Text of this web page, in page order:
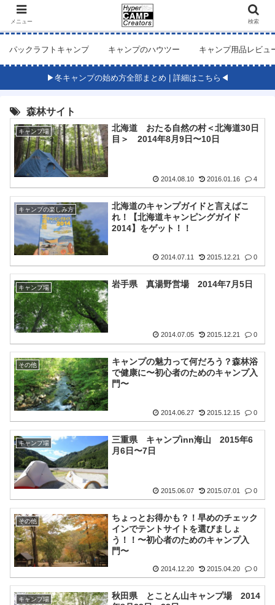
パックラフトキャンプ キャンプのハウツー キャンプ用品レビュ
▶冬キャンプの始め方全部まとめ | 詳細はこちら◀
森林サイト
キャンプ場
北海道 おたる自然の村＜北海道30日
目＞ 2014年8月9日〜10日
2014.08.10 2016.01.16 4
キャンプの楽しみ方
北海道のキャンプガイドと言えばこ
れ！【北海道キャンピングガイド
2014】をゲット！！
2014.07.11 2015.12.21 0
キャンプ場 岩手県 真湯野営場 2014年7月5日
2014.07.05 2015.12.21 0
その他
キャンプの魅力って何だろう？森林浴
で健康に〜初心者のためのキャンプ入
門〜
2014.06.27 2015.12.15 0
キャンプ場
三重県 キャンプinn海山 2015年6
月6日〜7日
2015.06.07 2015.07.01 0
その他
ちょっとお得かも？！早めのチェック
インでテントサイトを選びましょ
う！！〜初心者のためのキャンプ入
門〜
2014.12.20 2015.04.20 0
キャンプ場
秋田県 とことん山キャンプ場 2014
メニュー 検索